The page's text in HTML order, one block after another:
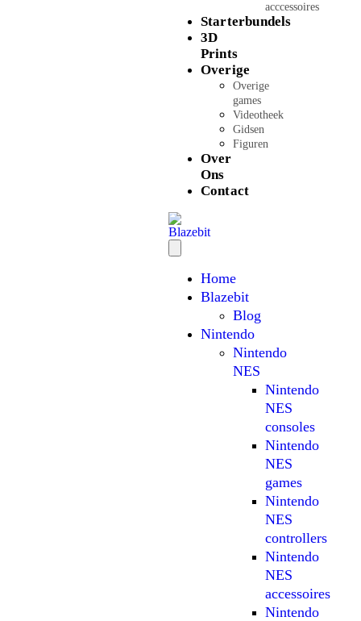
acccessoires
Starterbundels
3D
Prints
Overige
Overige
games
Videotheek
Gidsen
Figuren
Over
Ons
Contact
Home
Blazebit
Blog
Nintendo
Nintendo
NES
Nintendo
NES
consoles
Nintendo
NES
games
Nintendo
NES
controllers
Nintendo
NES
accessoires
Nintendo